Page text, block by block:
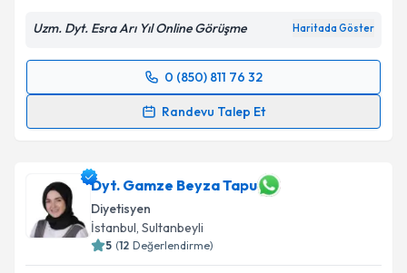
kapsamda işlenmesini kabul ediyorum.
Takvim Talebini Gönder
Uzm. Dyt. Esra Arı Yıl Online Görüşme Haritada Göster
0 (850) 811 76 32
Randevu Talep Et
Randevu Takvimi Talebi
takvim hazırlandığında e-posta ile bilgilendireceğiz.
E-posta Adresiniz
Dyt. Gamze Beyza Tapu
Diyetisyen
İstanbul, Sultanbeyli
5 (12 Değerlendirme)